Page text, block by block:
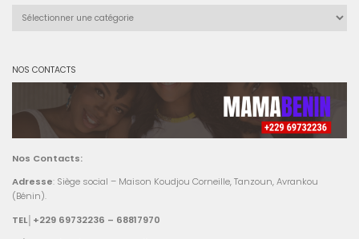
Catégories
NOS CONTACTS
Nos Contacts:
Adresse: Siège social – Maison Koudjou Corneille, Tanzoun, Avrankou
(Bénin).
TEL│+229 69732236 – 68817970